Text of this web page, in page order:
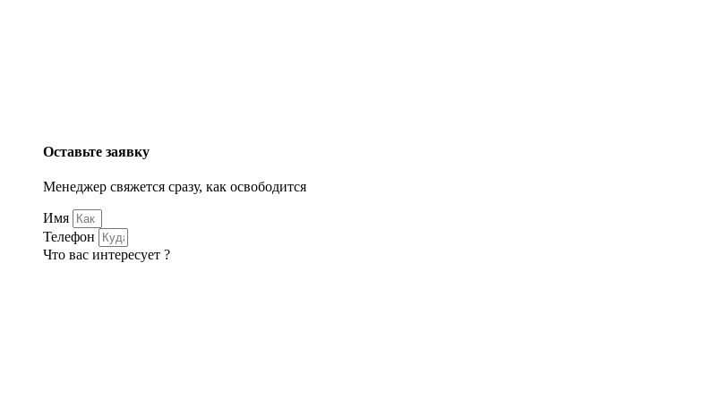
Оставьте заявку
Менеджер свяжется сразу, как освободится
Имя
Телефон
Что вас интересует ?